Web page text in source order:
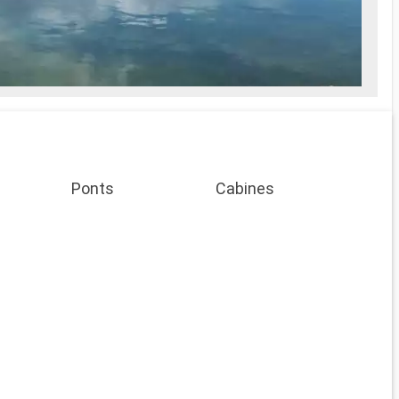
Spa
soins Spa
Ponts Cabines